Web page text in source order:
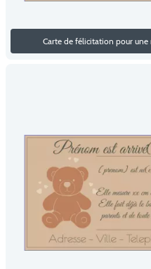
Carte de félicitation pour une